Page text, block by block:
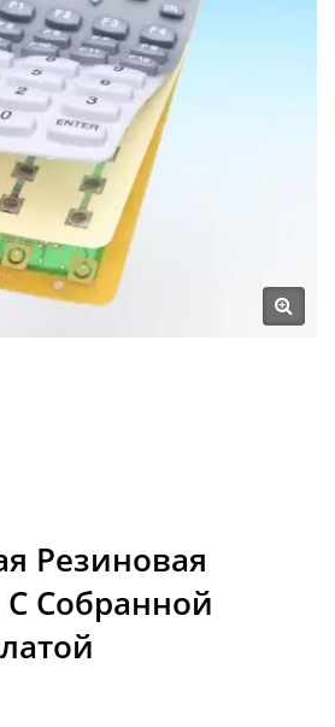
Резиновая
С Собранной